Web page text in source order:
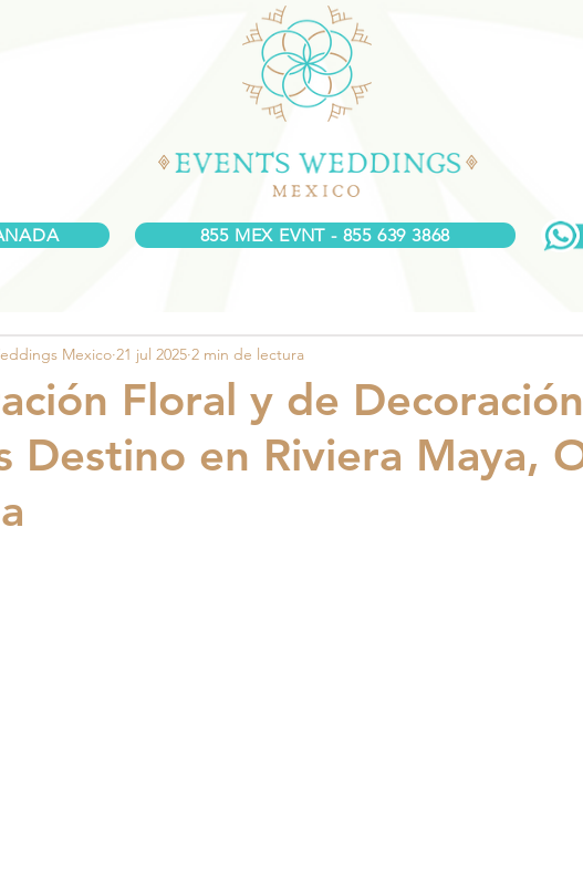
855 MEX EVNT - 855 639 3868
Floral y de
Destino en Riviera Maya,
Mexico 21 jul 2025 2 min de lectura